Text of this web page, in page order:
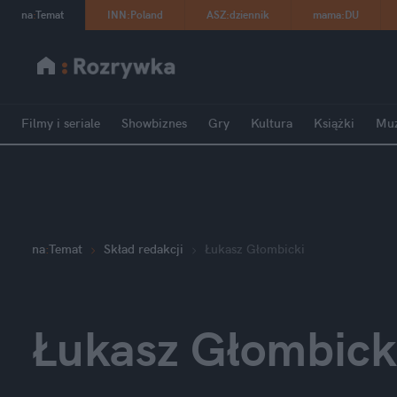
na:Temat INN:Poland ASZ:dziennik mama:DU
Filmy i seriale Showbiznes Gry Kultura Książki
na:Temat Skład redakcji Łukasz Głombicki
Łukasz